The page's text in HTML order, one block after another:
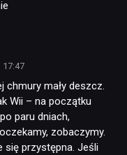
17:47
chmury mały deszcz.
Wii – na początku
paru dniach,
zobaczymy.
się przystępna. Jeśli